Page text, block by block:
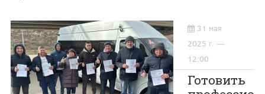
31 мая
2025 г. —
12:00
Готовить